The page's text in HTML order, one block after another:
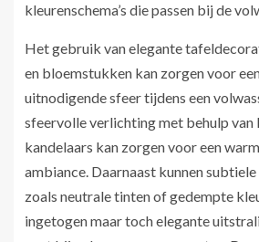
kleurenschema’s die passen bij de
Het gebruik van elegante
en bloemstukken kan zorgen voor
uitnodigende sfeer tijdens een
sfeervolle verlichting met behulp van
kandelaars kan zorgen voor een
ambiance. Daarnaast kunnen subtiele
zoals neutrale tinten of gedempte
ingetogen maar toch elegante